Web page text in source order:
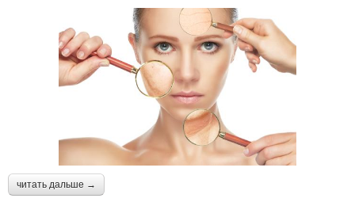
читать дальше →